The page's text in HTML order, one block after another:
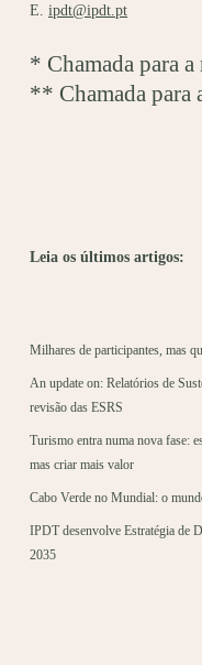
E.ipdt@ipdt.pt
* Chamada para a
** Chamada para
Leia os últimos artigos:
Milhares de participantes, mas
An update on: Relatórios de
revisão das ESRS
Turismo entra numa nova fase:
mas criar mais valor
Cabo Verde no Mundial: o
IPDT desenvolve Estratégia de
2035